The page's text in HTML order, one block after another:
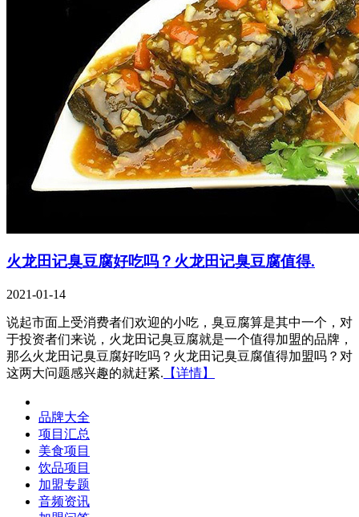
火龙田记臭豆腐好吃吗？火龙田记臭豆腐值得.
2021-01-14
说起市面上受消费者们欢迎的小吃，臭豆腐算是其中一个，对
于投资者们来说，火龙田记臭豆腐就是一个值得加盟的品牌，
那么火龙田记臭豆腐好吃吗？火龙田记臭豆腐值得加盟吗？对
这两大问题感兴趣的就赶紧. 【详情】
品牌大全
项目汇总
美食项目
饮品项目
加盟专题
音频资讯